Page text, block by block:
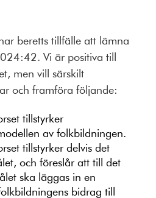
beretts tillfälle att lämna
Vi är positiva till
men vill särskilt
och framföra följande:
tillstyrker
av folkbildningen.
tillstyrker delvis det
och föreslår att till det
ska läggas in en
bidrag till